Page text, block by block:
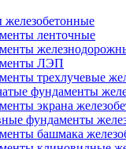
ленточные
ЛЭП
трехлучевые
фундаменты
экрана
фундаменты
башмака